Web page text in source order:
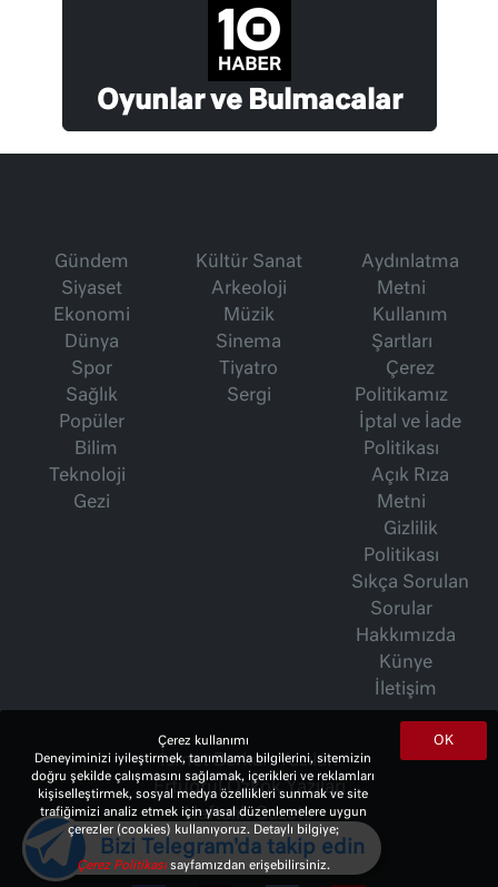
Oyunlar ve Bulmacalar
Gündem
Siyaset
Ekonomi
Dünya
Spor
Sağlık
Popüler
Bilim
Teknoloji
Gezi
Kültür Sanat
Arkeoloji
Müzik
Sinema
Tiyatro
Sergi
Aydınlatma
Metni
Kullanım
Şartları
Çerez
Politikamız
İptal ve İade
Politikası
Açık Rıza
Metni
Gizlilik
Politikası
Sıkça Sorulan
Sorular
Hakkımızda
Künye
İletişim
İsmet Berkan Yazıları
Ertuğrul Özkök Yazıları
Haftalık Gazete
OK
Çerez kullanımı
Deneyiminizi iyileştirmek, tanımlama bilgilerini, sitemizin
doğru şekilde çalışmasını sağlamak, içerikleri ve reklamları
kişiselleştirmek, sosyal medya özellikleri sunmak ve site
trafiğimizi analiz etmek için yasal düzenlemelere uygun
çerezler (cookies) kullanıyoruz. Detaylı bilgiye;
Çerez Politikasısayfamızdan erişebilirsiniz.
Bizi Telegram'da takip edin